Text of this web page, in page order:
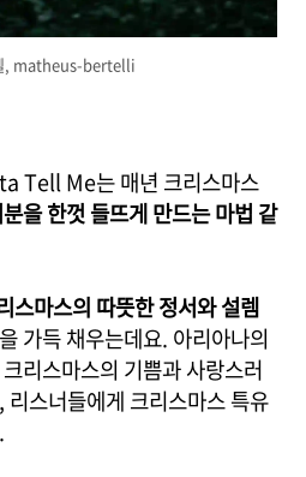
, matheus-bertelli
Tell Me는 매년 크리스마스
을 한껏 들뜨게 만드는 마법 같
스마스의 따뜻한 정서와 설렘
가득 채우는데요. 아리아나의
리스마스의 기쁨과 사랑스러
스너들에게 크리스마스 특유